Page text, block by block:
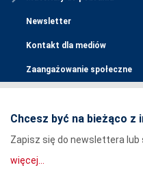
Newsletter
Kontakt dla mediów
Zaangażowanie społeczne
Chcesz być na bieżąco z
Zapisz się do newslettera lub
więcej...